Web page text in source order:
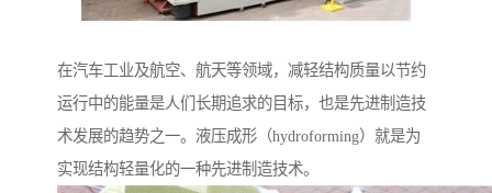
在汽车工业及航空、航天等领域，减轻结构质量以节约
运行中的能量是人们长期追求的目标，也是先进制造技
术发展的趋势之一。液压成形（hydroforming）就是为
实现结构轻量化的一种先进制造技术。